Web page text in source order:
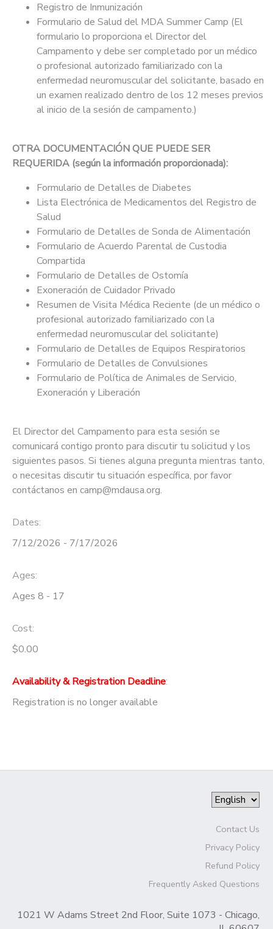
Registro de Inmunización
Formulario de Salud del MDA Summer Camp (El
formulario lo proporciona el Director del
Campamento y debe ser completado por un médico
o profesional autorizado familiarizado con la
enfermedad neuromuscular del solicitante, basado en
un examen realizado dentro de los 12 meses previos
al inicio de la sesión de campamento.)
OTRA DOCUMENTACIÓN QUE PUEDE SER
REQUERIDA (según la información proporcionada):
Formulario de Detalles de Diabetes
Lista Electrónica de Medicamentos del Registro de
Salud
Formulario de Detalles de Sonda de Alimentación
Formulario de Acuerdo Parental de Custodia
Compartida
Formulario de Detalles de Ostomía
Exoneración de Cuidador Privado
Resumen de Visita Médica Reciente (de un médico o
profesional autorizado familiarizado con la
enfermedad neuromuscular del solicitante)
Formulario de Detalles de Equipos Respiratorios
Formulario de Detalles de Convulsiones
Formulario de Política de Animales de Servicio,
Exoneración y Liberación
El Director del Campamento para esta sesión se
comunicará contigo pronto para discutir tu solicitud y los
siguientes pasos. Si tienes alguna pregunta mientras tanto,
o necesitas discutir tu situación específica, por favor
contáctanos en camp@mdausa.org.
Dates:
7/12/2026 - 7/17/2026
Ages:
Ages 8 - 17
Cost:
$0.00
Availability & Registration Deadline:
Registration is no longer available
Contact Us
Privacy Policy
Refund Policy
Frequently Asked Questions
1021 W Adams Street 2nd Floor, Suite 1073 - Chicago,